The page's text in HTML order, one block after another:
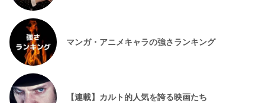
マンガ・アニメキャラの強さランキング
【連載】カルト的人気を誇る映画たち